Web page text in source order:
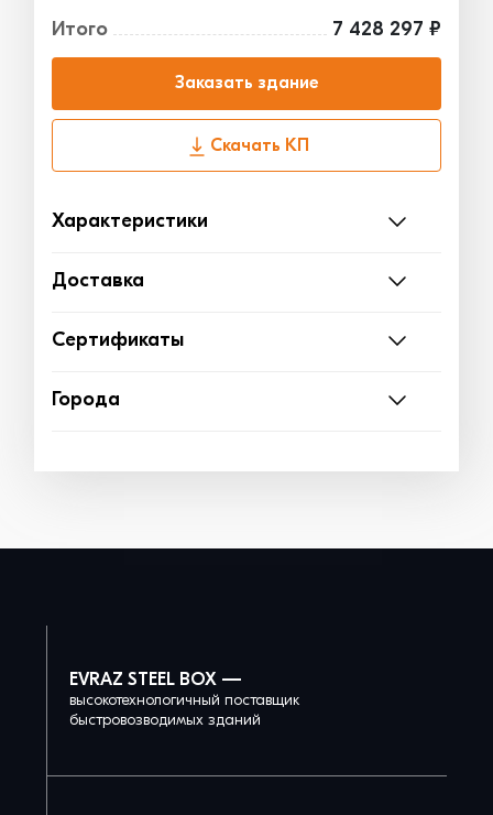
Итого 7 428 297 ₽
Заказать здание
Скачать КП
Характеристики
Доставка
Сертификаты
Города
EVRAZ STEEL BOX —
высокотехнологичный поставщик
быстровозводимых зданий